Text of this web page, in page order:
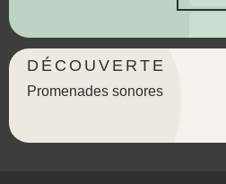
DÉCOUVERTE
Promenades sonores